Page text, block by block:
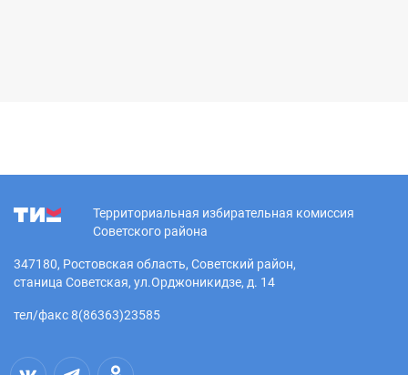
Территориальная избирательная комиссия
Советского района
347180, Ростовская область, Советский район,
станица Советская, ул.Орджоникидзе, д. 14
тел/факс 8(86363)23585